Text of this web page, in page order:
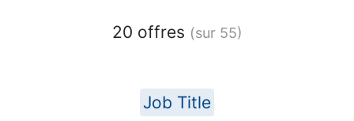
20 offres (sur 55)
Job Title